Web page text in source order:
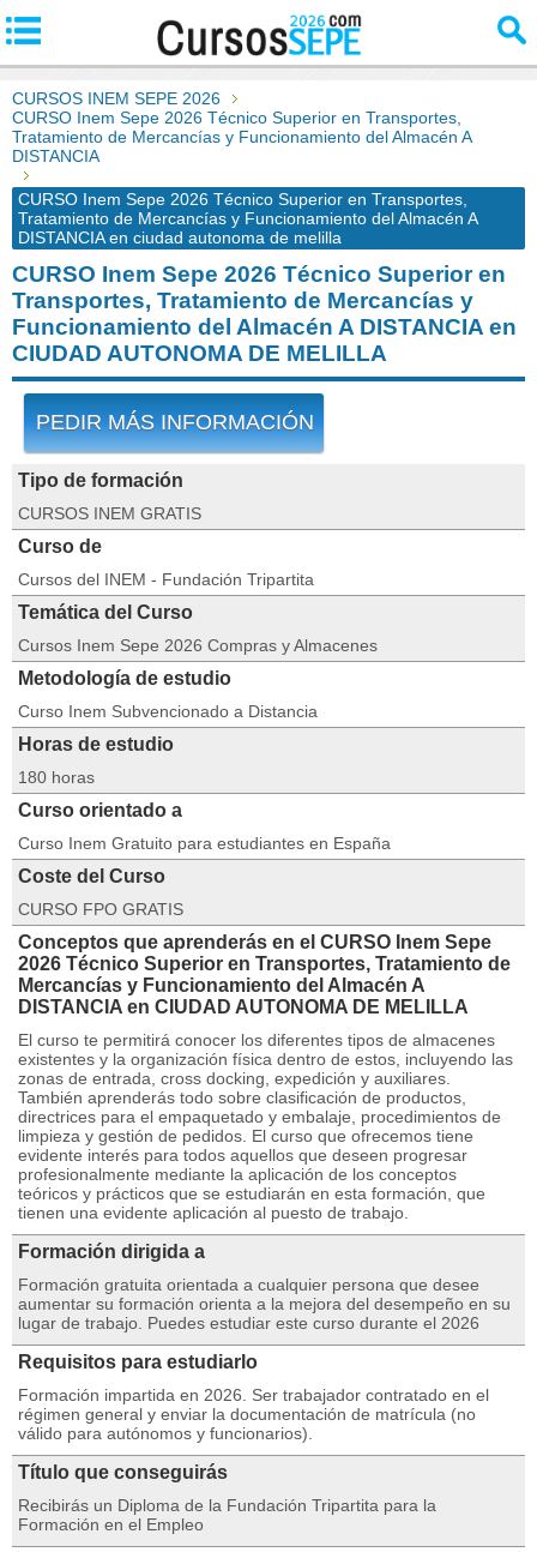
CURSOS INEM SEPE 2026
CURSO Inem Sepe 2026 Técnico Superior en Transportes,
Tratamiento de Mercancías y Funcionamiento del Almacén A
DISTANCIA
CURSO Inem Sepe 2026 Técnico Superior en Transportes,
Tratamiento de Mercancías y Funcionamiento del Almacén A
DISTANCIA en ciudad autonoma de melilla
CURSO Inem Sepe 2026 Técnico Superior en
Transportes, Tratamiento de Mercancías y
Funcionamiento del Almacén A DISTANCIA en
CIUDAD AUTONOMA DE MELILLA
PEDIR MÁS INFORMACIÓN
Tipo de formación
CURSOS INEM GRATIS
Curso de
Cursos del INEM - Fundación Tripartita
Temática del Curso
Cursos Inem Sepe 2026 Compras y Almacenes
Metodología de estudio
Curso Inem Subvencionado a Distancia
Horas de estudio
180 horas
Curso orientado a
Curso Inem Gratuito para estudiantes en España
Coste del Curso
CURSO FPO GRATIS
Conceptos que aprenderás en el CURSO Inem Sepe
2026 Técnico Superior en Transportes, Tratamiento de
Mercancías y Funcionamiento del Almacén A
DISTANCIA en CIUDAD AUTONOMA DE MELILLA
El curso te permitirá conocer los diferentes tipos de almacenes
existentes y la organización física dentro de estos, incluyendo las
zonas de entrada, cross docking, expedición y auxiliares.
También aprenderás todo sobre clasificación de productos,
directrices para el empaquetado y embalaje, procedimientos de
limpieza y gestión de pedidos. El curso que ofrecemos tiene
evidente interés para todos aquellos que deseen progresar
profesionalmente mediante la aplicación de los conceptos
teóricos y prácticos que se estudiarán en esta formación, que
tienen una evidente aplicación al puesto de trabajo.
Formación dirigida a
Formación gratuita orientada a cualquier persona que desee
aumentar su formación orienta a la mejora del desempeño en su
lugar de trabajo. Puedes estudiar este curso durante el 2026
Requisitos para estudiarlo
Formación impartida en 2026. Ser trabajador contratado en el
régimen general y enviar la documentación de matrícula (no
válido para autónomos y funcionarios).
Título que conseguirás
Recibirás un Diploma de la Fundación Tripartita para la
Formación en el Empleo